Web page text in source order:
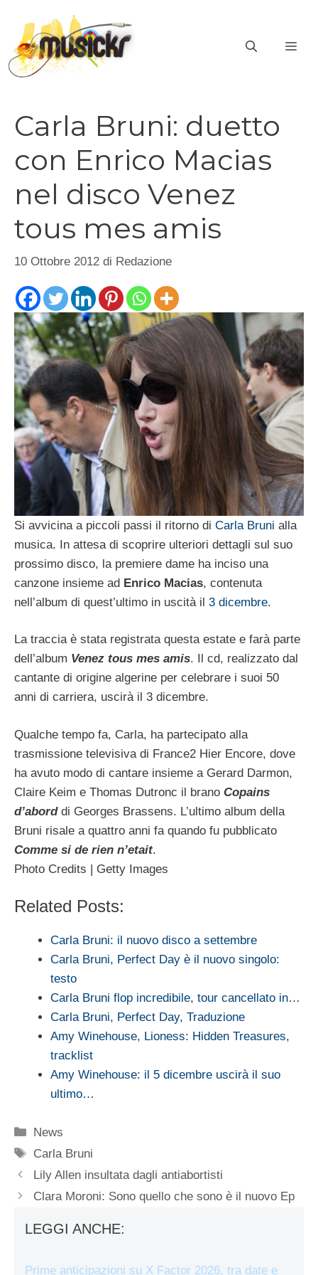
contenuto
Carla Bruni: duetto
con Enrico Macias
nel disco Venez
tous mes amis
10 Ottobre 2012 di Redazione
Si avvicina a piccoli passi il ritorno di Carla Bruni alla
musica. In attesa di scoprire ulteriori dettagli sul suo
prossimo disco, la premiere dame ha inciso una
canzone insieme ad Enrico Macias, contenuta
nell’album di quest’ultimo in uscità il 3 dicembre.
La traccia è stata registrata questa estate e farà parte
dell’album Venez tous mes amis. Il cd, realizzato dal
cantante di origine algerine per celebrare i suoi 50
anni di carriera, uscirà il 3 dicembre.
Qualche tempo fa, Carla, ha partecipato alla
trasmissione televisiva di France2 Hier Encore, dove
ha avuto modo di cantare insieme a Gerard Darmon,
Claire Keim e Thomas Dutronc il brano Copains
d’aborddi Georges Brassens. L’ultimo album della
Bruni risale a quattro anni fa quando fu pubblicato
Comme si de rien n’etait.
Photo Credits | Getty Images
Related Posts:
Carla Bruni: il nuovo disco a settembre
Carla Bruni, Perfect Day è il nuovo singolo:
testo
Carla Bruni flop incredibile, tour cancellato in…
Carla Bruni, Perfect Day, Traduzione
Amy Winehouse, Lioness: Hidden Treasures,
tracklist
Amy Winehouse: il 5 dicembre uscirà il suo
ultimo…
Categorie
News
Tag
Carla Bruni
Lily Allen insultata dagli antiabortisti
Clara Moroni: Sono quello che sono è il nuovo Ep
LEGGI ANCHE:
Prime anticipazioni su X Factor 2026, tra date e